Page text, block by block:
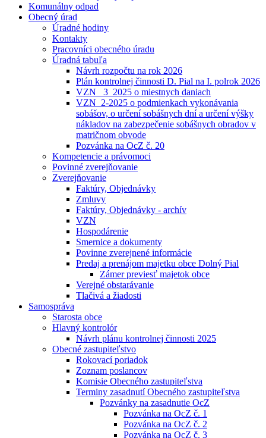
Komunálny odpad
Obecný úrad
Úradné hodiny
Kontakty
Pracovníci obecného úradu
Úradná tabuľa
Návrh rozpočtu na rok 2026
Plán kontrolnej činnosti D. Pial na I. polrok 2026
VZN _3_2025 o miestnych daniach
VZN_2-2025 o podmienkach vykonávania
sobášov, o určení sobášnych dní a určení výšky
nákladov na zabezpečenie sobášnych obradov v
matričnom obvode
Pozvánka na OcZ č. 20
Kompetencie a právomoci
Povinné zverejňovanie
Zverejňovanie
Faktúry, Objednávky
Zmluvy
Faktúry, Objednávky - archív
VZN
Hospodárenie
Smernice a dokumenty
Povinne zverejnené informácie
Predaj a prenájom majetku obce Dolný Pial
Zámer previesť majetok obce
Verejné obstarávanie
Tlačivá a žiadosti
Samospráva
Starosta obce
Hlavný kontrolór
Návrh plánu kontrolnej činnosti 2025
Obecné zastupiteľstvo
Rokovací poriadok
Zoznam poslancov
Komisie Obecného zastupiteľstva
Terminy zasadnutí Obecného zastupiteľstva
Pozvánky na zasadnutie OcZ
Pozvánka na OcZ č. 1
Pozvánka na OcZ č. 2
Pozvánka na OcZ č. 3